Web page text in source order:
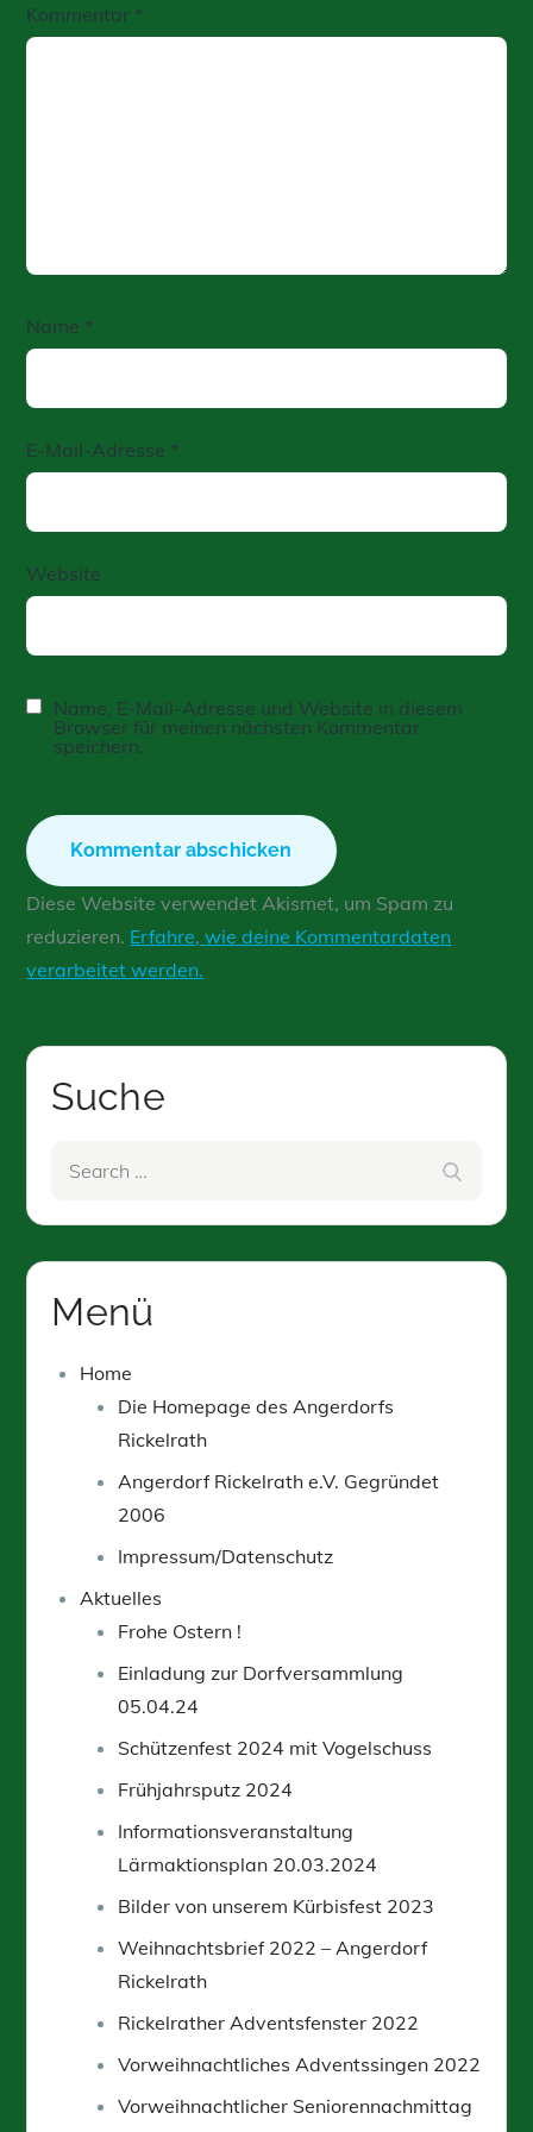
Kommentar *
Name *
E-Mail-Adresse *
Website
Name, E-Mail-Adresse und Website in diesem
Browser für meinen nächsten Kommentar
speichern.
Diese Website verwendet Akismet, um Spam zu
reduzieren. Erfahre, wie deine Kommentardaten
verarbeitet werden.
Suche
Menü
Home
Die Homepage des Angerdorfs
Rickelrath
Angerdorf Rickelrath e.V. Gegründet
2006
Impressum/Datenschutz
Aktuelles
Frohe Ostern !
Einladung zur Dorfversammlung
05.04.24
Schützenfest 2024 mit Vogelschuss
Frühjahrsputz 2024
Informationsveranstaltung
Lärmaktionsplan 20.03.2024
Bilder von unserem Kürbisfest 2023
Weihnachtsbrief 2022 – Angerdorf
Rickelrath
Rickelrather Adventsfenster 2022
Vorweihnachtliches Adventssingen 2022
Vorweihnachtlicher Seniorennachmittag